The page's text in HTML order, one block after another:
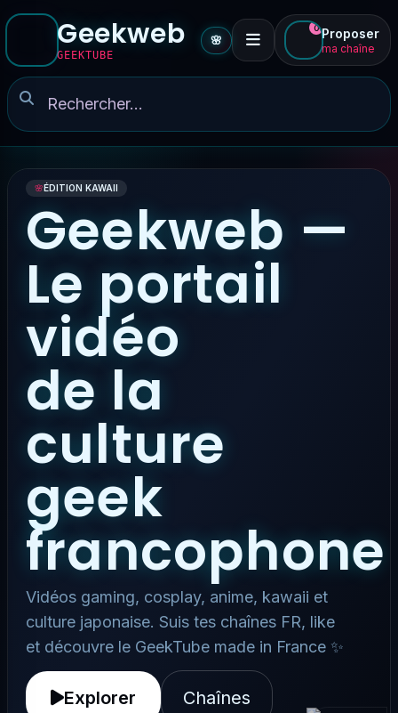
Geekweb
GEEKTUBE
🌸
0 Proposer
ma chaîne
🌸ÉDITION KAWAII
Geekweb —
Le portail
vidéo
de la
culture
geek
francophone
Vidéos gaming, cosplay, anime, kawaii et
culture japonaise. Suis tes chaînes FR, like
et découvre le GeekTube made in France ✨
Explorer Chaînes